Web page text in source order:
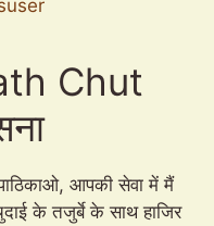
Chut
आपकी सेवा में मैं
के तजुर्बे के साथ हाजिर